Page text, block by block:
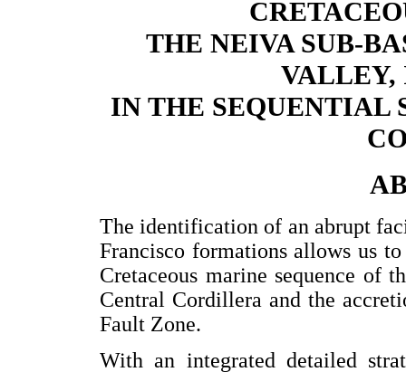
THE NEIVA SUB-
VALLEY,
IN THE SEQUENTIAL
The identification of an abrupt
Francisco formations allows us
Cretaceous marine sequence of
Central Cordillera and the
Fault Zone.
With an integrated detailed